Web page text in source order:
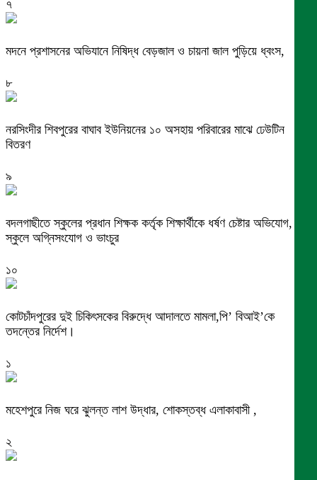
৭
মদনে প্রশাসনের অভিযানে নিষিদ্ধ বেড়জাল ও চায়না জাল পুড়িয়ে ধ্বংস,
৮
নরসিংদীর শিবপুরের বাঘাব ইউনিয়নের ১০ অসহায় পরিবারের মাঝে ঢেউটিন
বিতরণ
৯
বদলগাছীতে স্কুলের প্রধান শিক্ষক কর্তৃক শিক্ষার্থীকে ধর্ষণ চেষ্টার অভিযোগ,
স্কুলে অগ্নিসংযোগ ও ভাংচুর
১০
কোটচাঁদপুরের দুই চিকিৎসকের বিরুদ্ধে আদালতে মামলা,পি’ বিআই’কে
তদন্তের নির্দেশ।
১
মহেশপুরে নিজ ঘরে ঝুলন্ত লাশ উদ্ধার, শোকস্তব্ধ এলাকাবাসী ,
২